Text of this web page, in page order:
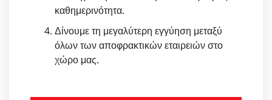
καθημερινότητα.
Δίνουμε τη μεγαλύτερη εγγύηση μεταξύ
όλων των αποφρακτικών εταιρειών στο
χώρο μας.